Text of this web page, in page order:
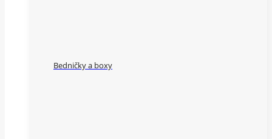
Bedničky a boxy